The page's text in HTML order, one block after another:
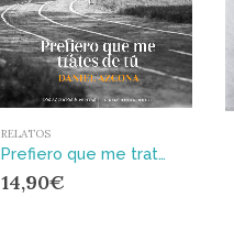
RELATOS
Prefiero que me trates de tú : y otros cuentos
14,90€